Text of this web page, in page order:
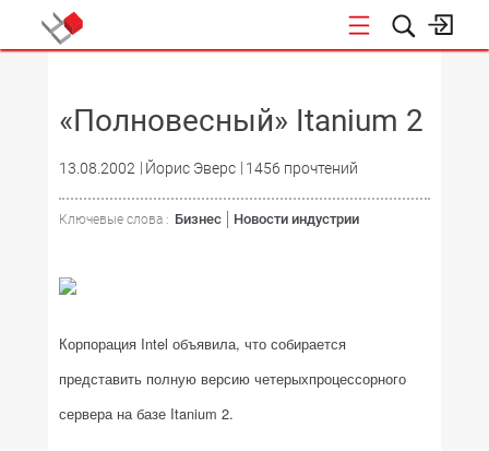
«Полновесный» Itanium 2
13.08.2002 Йорис Эверс 1456 прочтений
Ключевые слова : Бизнес Новости индустрии
Корпорация Intel объявила, что собирается
представить полную версию четерыхпроцессорного
сервера на базе Itanium 2.